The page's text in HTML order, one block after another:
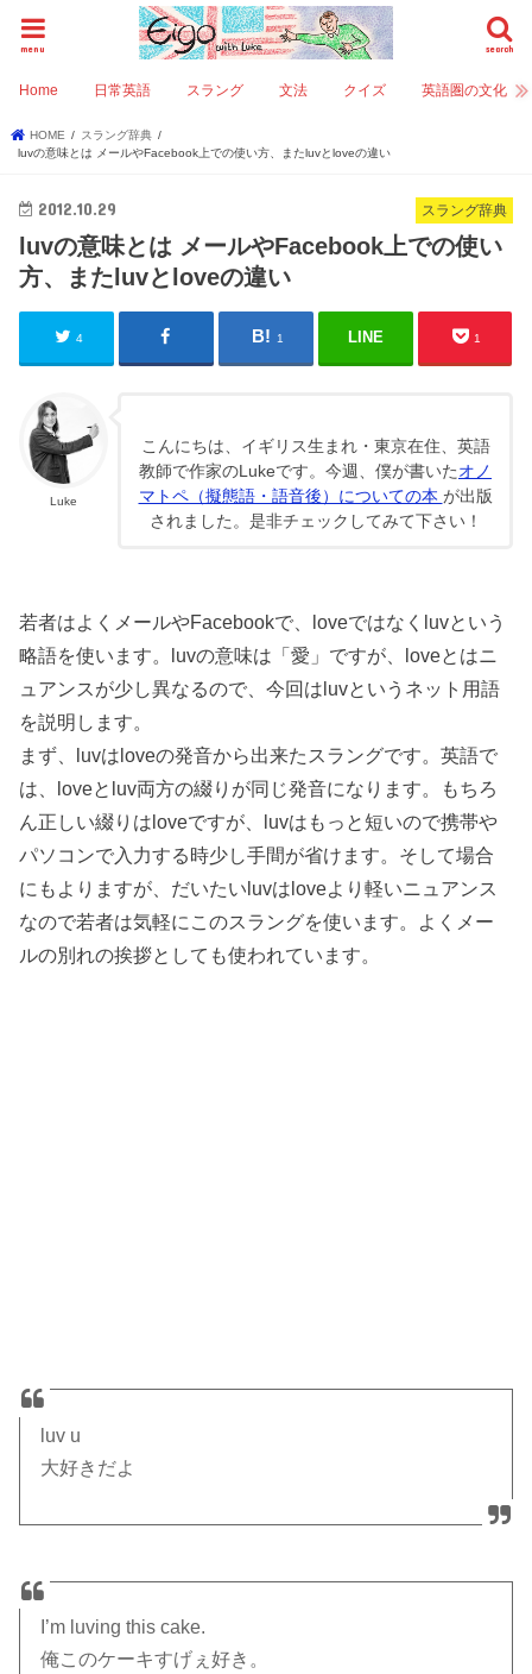
search
menu
Home 日常英語 スラング 文法 クイズ 英語圏の文化
HOME
スラング辞典
luvの意味とは メールやFacebook上での使い方、またluvとloveの違い
スラング辞典
2012.10.29
luvの意味とは メールやFacebook上での使い
方、またluvとloveの違い
4 1 LINE 1
Luke
こんにちは、イギリス生まれ・東京在住、英語
教師で作家のLukeです。今週、僕が書いたオノ
マトペ（擬態語・語音後）についての本 が出版
されました。是非チェックしてみて下さい！
若者はよくメールやFacebookで、loveではなくluvという
略語を使います。luvの意味は「愛」ですが、loveとはニ
ュアンスが少し異なるので、今回はluvというネット用語
を説明します。
まず、luvはloveの発音から出来たスラングです。英語で
は、loveとluv両方の綴りが同じ発音になります。もちろ
ん正しい綴りはloveですが、luvはもっと短いので携帯や
パソコンで入力する時少し手間が省けます。そして場合
にもよりますが、だいたいluvはloveより軽いニュアンス
なので若者は気軽にこのスラングを使います。よくメー
ルの別れの挨拶としても使われています。
luv u
大好きだよ
I’m luving this cake.
俺このケーキすげぇ好き。